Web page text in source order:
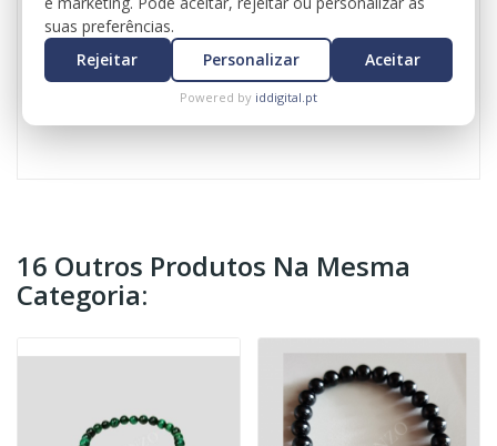
proteção e ao enraizamento, ajudando a afastar
energias negativas, reduzir o stress e a ansiedade
e promover clareza mental, trazendo estabilidade
emocional, sensação de segurança e maior
16 Outros Produtos Na Mesma
Categoria:
suas preferências.
Rejeitar
Personalizar Aceitar
Powered by iddigital.pt